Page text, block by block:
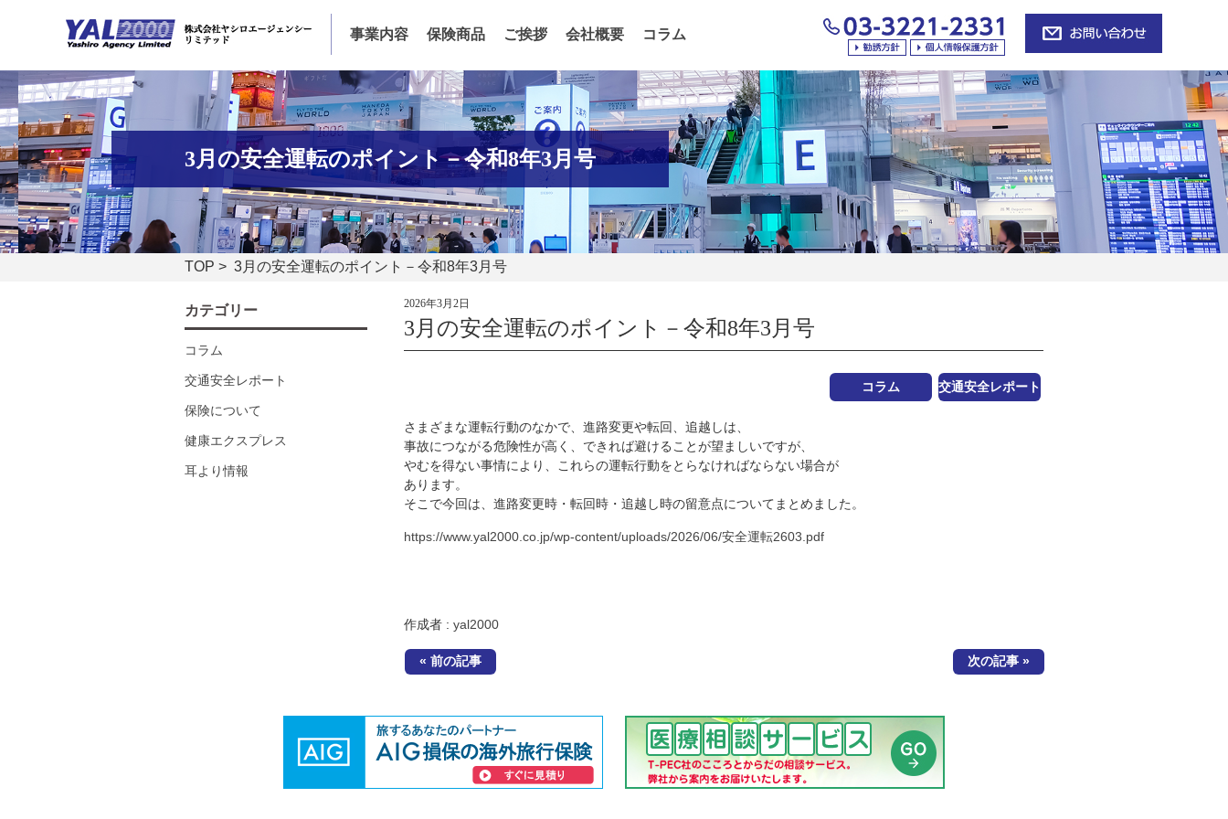
事業内容 保険商品 ご挨拶 会社概要 コラム
3月の安全運転のポイント－令和8年3月号
TOP > 3月の安全運転のポイント－令和8年3月号
2026年3月2日
3月の安全運転のポイント－令和8年3月号
コラム 交通安全レポート
さまざまな運転行動のなかで、進路変更や転回、追越しは、
事故につながる危険性が高く、できれば避けることが望ましいですが、
やむを得ない事情により、これらの運転行動をとらなければならない場合が
あります。
そこで今回は、進路変更時・転回時・追越し時の留意点についてまとめました。
https://www.yal2000.co.jp/wp-content/uploads/2026/06/安全運転2603.pdf
作成者 : yal2000
« 前の記事 次の記事 »
カテゴリー
コラム
交通安全レポート
保険について
健康エクスプレス
耳より情報